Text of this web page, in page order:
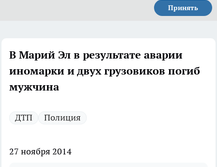
Принять
В Марий Эл в результате аварии
иномарки и двух грузовиков погиб
мужчина
ДТП Полиция
27 ноября 2014